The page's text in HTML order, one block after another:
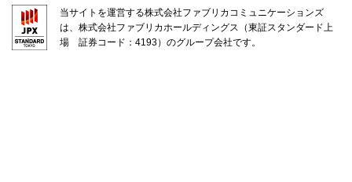
当サイトを運営する株式会社ファブリカコミュニケーションズ
は、株式会社ファブリカホールディングス（東証スタンダード上
場 証券コード：4193）のグループ会社です。